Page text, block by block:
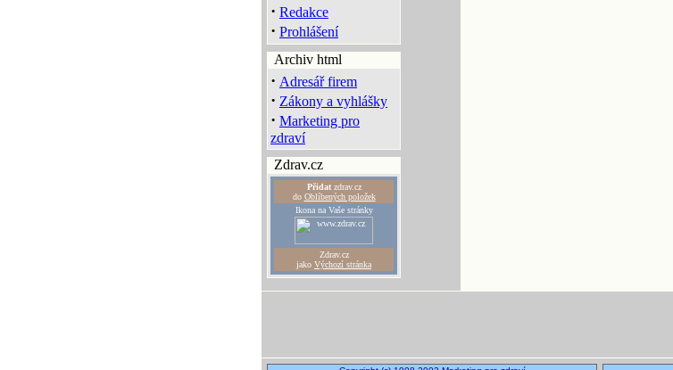
· Redakce
· Prohlášení
Archiv html
· Adresář firem
· Zákony a vyhlášky
· Marketing pro
zdraví
Zdrav.cz
Přidatzdrav.cz
do Oblíbených položek
Ikona na Vaše stránky
Zdrav.cz
jako Výchozí stránka